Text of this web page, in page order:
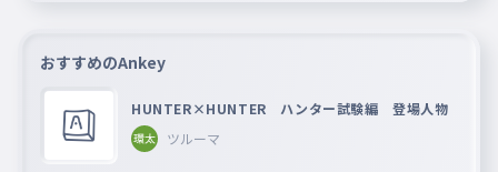
おすすめのAnkey
HUNTER×HUNTER ハンター試験編 登場人物
ツルーマ